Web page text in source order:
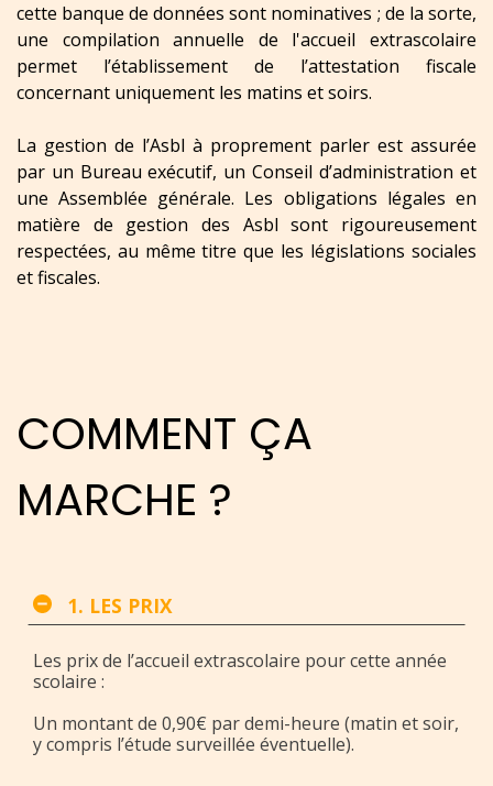
cette banque de données sont nominatives ; de la sorte,
une compilation annuelle de l'accueil extrascolaire
permet l’établissement de l’attestation fiscale
concernant uniquement les matins et soirs.
La gestion de l’Asbl à proprement parler est assurée
par un Bureau exécutif, un Conseil d’administration et
une Assemblée générale. Les obligations légales en
matière de gestion des Asbl sont rigoureusement
respectées, au même titre que les législations sociales
et fiscales.
COMMENT ÇA
MARCHE ?
1. LES PRIX
Les prix de l’accueil extrascolaire pour cette année
scolaire :
Un montant de 0,90€ par demi-heure (matin et soir,
y compris l’étude surveillée éventuelle).